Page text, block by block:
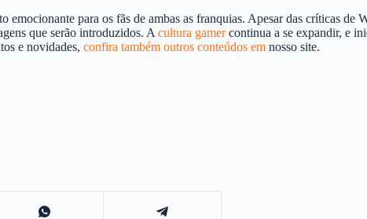
para os fãs de ambas as franquias. Apesar das críticas de
que serão introduzidos. A cultura gamercontinua a se expandir, e
e novidades, confira também outros conteúdos em nosso site.